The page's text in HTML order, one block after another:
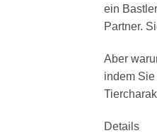
ein
Partner.
Aber
indem
Details